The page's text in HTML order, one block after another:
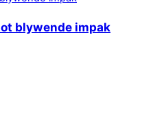
blywende impak